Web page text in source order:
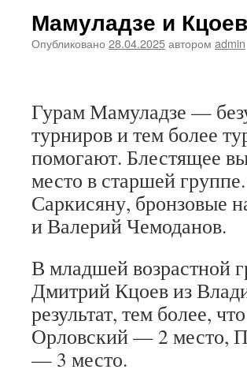
Мамуладзе и
Опубликовано 28.04.2025автором admin
Гурам Мамуладзе —
турниров и тем более
помогают. Блестящее
место в старшей
Саркисяну, бронзовые
и Валерий Чемоданов.
В младшей возрастной
Дмитрий Кцоев из
результат, тем более,
Орловский — 2 место,
— 3 место.